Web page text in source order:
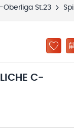
St.23 Spielplan
C-